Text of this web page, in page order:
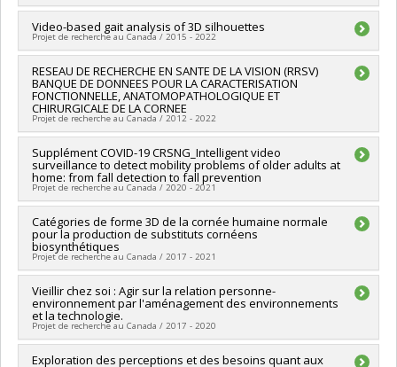
Lead researcher : Jean Meunier
Funding sources: CRSNG/Conseil de recherches en sciences
naturelles et génie du Canada (CRSNG)
Grant programs:PVX20965-(RGP) Programme de subvention à
la découverte individuelle ou de groupe
Video-based gait analysis of 3D silhouettes
Projet de recherche au Canada / 2015 - 2022
Lead researcher :Jean Meunier
Funding sources:CRSNG/Conseil de recherches en sciences
naturelles et génie du Canada (CRSNG)
Grant programs:PVX20965-(RGP) Programme de subvention à
la découverte individuelle ou de groupe
RESEAU DE RECHERCHE EN SANTE DE LA VISION (RRSV)
BANQUE DE DONNEES POUR LA CARACTERISATION
FONCTIONNELLE, ANATOMOPATHOLOGIQUE ET
CHIRURGICALE DE LA CORNEE
Projet de recherche au Canada / 2012 - 2022
Co-researchers :Jean Meunier ,Isabelle Brunette
Harissi Dagher
Funding sources:FRQS/Fonds de recherche du Québec -
Santé (FRSQ)
Grant programs:PVXXXXXX-Réseaux thématiques de
recherche
Supplément COVID-19 CRSNG_Intelligent video
surveillance to detect mobility problems of older adults at
home: from fall detection to fall prevention
Projet de recherche au Canada / 2020 - 2021
Lead researcher :Jean Meunier
Funding sources:CRSNG/Conseil de recherches en sciences
naturelles et génie du Canada (CRSNG)
Grant programs:PVXXXXXX-Supplément à l’appui des
étudiants, des stagiaires postdoctoraux et du personnel de
soutien à la recherche COVID-19
Catégories de forme 3D de la cornée humaine normale
pour la production de substituts cornéens
biosynthétiques
Projet de recherche au Canada / 2017 - 2021
Lead researcher : Jean Meunier
Co-researchers : Isabelle Brunette
Funding sources: FRQNT/Fonds de recherche du Québec -
Nature et technologies (FQRNT)
Grant programs:PV113724-(PR) Projets de recherche en
Vieillir chez soi : Agir sur la relation personne-
environnement par l'aménagement des environnements
et la technologie.
Projet de recherche au Canada / 2017 - 2020
Lead researcher :Jacqueline Rousseau
Exploration des perceptions et des besoins quant aux